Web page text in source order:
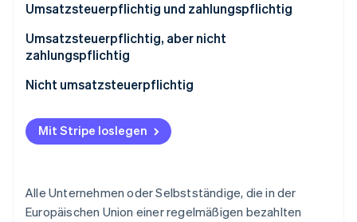
Stripe-Sessions 2026
Erfahren Sie, wie Stripe Lösungen für die
Umsatzsteuerpflichtig und zahlungspflichtig
Umsatzsteuerpflichtig, aber nicht
zahlungspflichtig
Nicht umsatzsteuerpflichtig
Wirtschaftszweige, die nicht der Umsatzsteuer
unterliegen
Mit Stripe loslegen
Alle Unternehmen oder Selbstständige, die in der
Europäischen Union einer regelmäßigen bezahlten